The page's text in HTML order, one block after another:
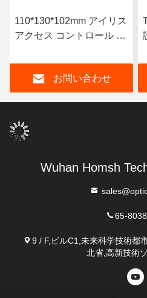
110*130*102mm アイリス
アクセス コントロール セ
お問い合わせ
Wuhan Homsh
65-
9 / F,ビルC1,未来科学技術都
北省,高新技術